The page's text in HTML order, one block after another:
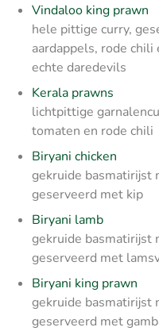
Vindaloo king prawn
hele pittige curry,
aardappels, rode chili
echte daredevils
Kerala prawns
lichtpittige
tomaten en rode chili
Biryani chicken
gekruide basmatirijst
geserveerd met kip
Biryani lamb
gekruide basmatirijst
geserveerd met
Biryani king prawn
gekruide basmatirijst
geserveerd met